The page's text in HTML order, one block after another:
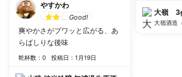
やすかわ
Good!
爽やかさがブワッと広がる、あ
らばしりな後味
乾杯数：0 投稿日：1月19日
大嶺酒造